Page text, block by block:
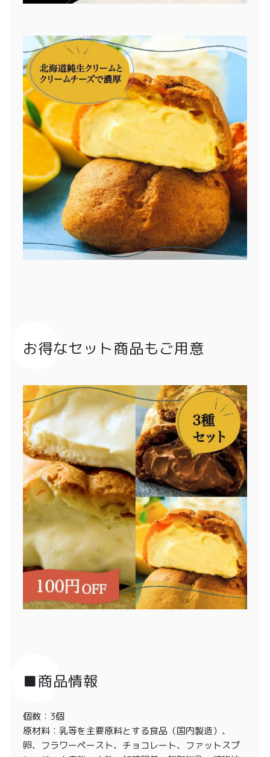
お得なセット商品もご用意
■商品情報
個数：3個
原材料：乳等を主要原料とする食品（国内製造）、
卵、フラワーペースト、チョコレート、ファットスプ